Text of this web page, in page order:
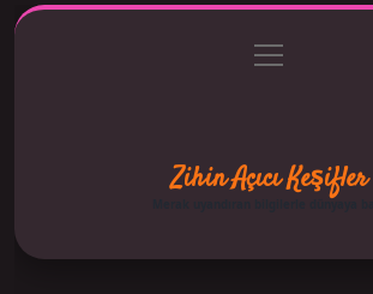
Gizlilik Politikası
menüyü
aç
Zihin Açıcı Keşifler
Merak uyandıran bilgilerle dünyaya